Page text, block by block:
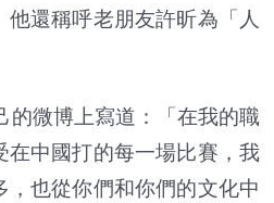
還稱呼老朋友許昕為「人
微博上寫道：「在我的職
在中國打的每一場比賽，我
也從你們和你們的文化中